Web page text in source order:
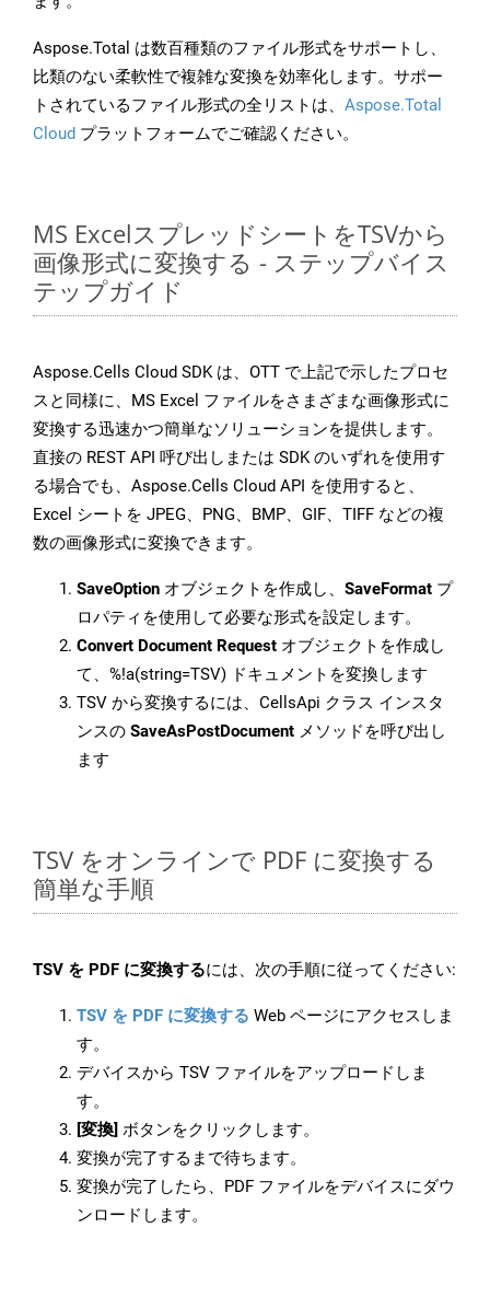
Aspose.Total は数百種類のファイル形式をサポートし、
比類のない柔軟性で複雑な変換を効率化します。サポー
トされているファイル形式の全リストは、 Aspose.Total
Cloud プラットフォームでご確認ください。
MS ExcelスプレッドシートをTSVから
画像形式に変換する - ステップバイス
テップガイド
Aspose.Cells Cloud SDK は、OTT で上記で示したプロセ
スと同様に、MS Excel ファイルをさまざまな画像形式に
変換する迅速かつ簡単なソリューションを提供します。
直接の REST API 呼び出しまたは SDK のいずれを使用す
る場合でも、Aspose.Cells Cloud API を使用すると、
Excel シートを JPEG、PNG、BMP、GIF、TIFF などの複
数の画像形式に変換できます。
SaveOption オブジェクトを作成し、 SaveFormat プ
ロパティを使用して必要な形式を設定します。
Convert Document Request オブジェクトを作成し
て、%!a(string=TSV) ドキュメントを変換します
TSV から変換するには、CellsApi クラス インスタ
ンスの SaveAsPostDocument メソッドを呼び出し
ます
TSV をオンラインで PDF に変換する
簡単な手順
TSV を PDF に変換するには、次の手順に従ってください:
TSV を PDF に変換する Web ページにアクセスしま
す。
デバイスから TSV ファイルをアップロードしま
す。
[変換] ボタンをクリックします。
変換が完了するまで待ちます。
変換が完了したら、PDF ファイルをデバイスにダウ
ンロードします。